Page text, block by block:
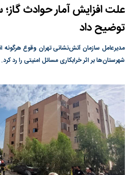
علت افزایش آمار حوادث
توضیح داد
مدیرعامل سازمان آتش‌نشانی تهران وقوع هرگونه
شهرستان‌ها بر اثر خرابکاری مسائل امنیتی را رد کرد.